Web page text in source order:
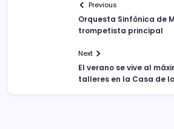
Previous
Orquesta Sinfónica de
trompetista principal
Next
El verano se vive al
talleres en la Casa de